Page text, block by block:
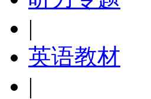
|
英语教材
|